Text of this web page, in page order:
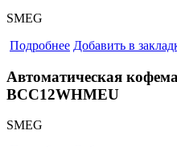
SMEG
Подробнее Добавить в
Автоматическая
BCC12WHMEU
SMEG